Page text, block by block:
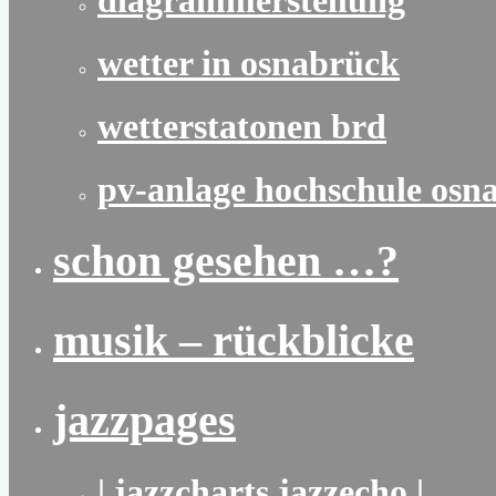
wetter in osnabrück
wetterstatonen brd
pv-anlage hochschule
schon gesehen …?
musik – rückblicke
jazzpages